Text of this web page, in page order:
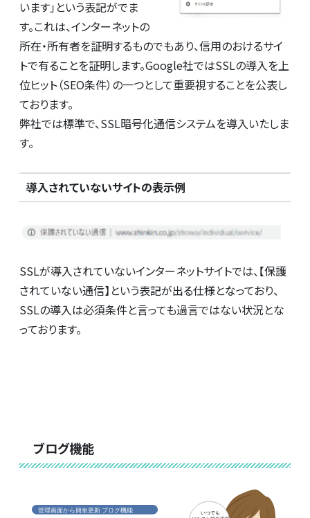
います」という表記がでま
す。これは、インターネットの
所在・所有者を証明するものでもあり、信用のおけるサイ
トで有ることを証明します。Google社ではSSLの導入を上
位ヒット（SEO条件）の一つとして重要視することを公表し
ております。
弊社では標準で、SSL暗号化通信システムを導入いたしま
す。
導入されていないサイトの表示例
SSLが導入されていないインターネットサイトでは、【保護
されていない通信】という表記が出る仕様となっており、
SSLの導入は必須条件と言っても過言ではない状況とな
っております。
ブログ機能